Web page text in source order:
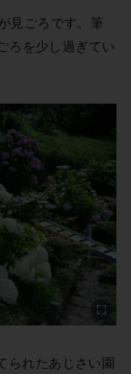
見ごろです。筆
ろを少し過ぎてい
られたあじさい園